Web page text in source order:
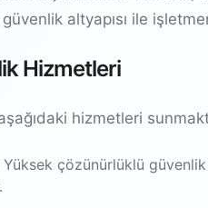
altyapısı ile
Hizmetleri
hizmetleri
Yüksek çözünürlüklü